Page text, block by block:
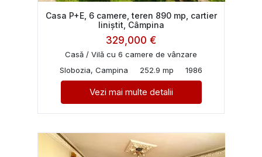
Casa P+E, 6 camere, teren 890 mp, cartier
liniștit, Câmpina
329,000 €
Casă / Vilă cu 6 camere de vânzare
Slobozia, Campina
252.9 mp 1986
Vezi mai multe detalii